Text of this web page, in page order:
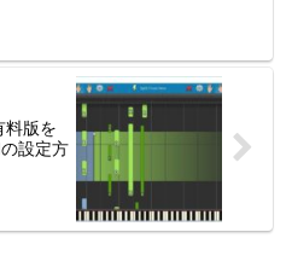
料版を
設定方